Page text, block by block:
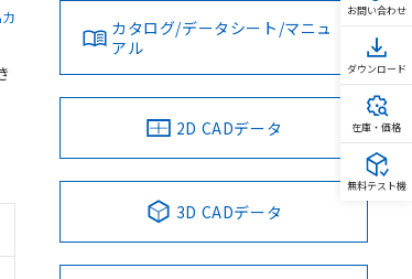
カタログ/データシート/マニュ
アル
2D CADデータ
3D CADデータ
お問い合わせ
ダウンロード
在庫・価格
無料テスト機